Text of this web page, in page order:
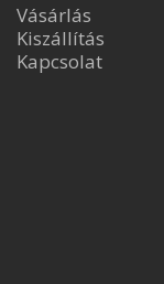
Vásárlás
Kiszállítás
Kapcsolat